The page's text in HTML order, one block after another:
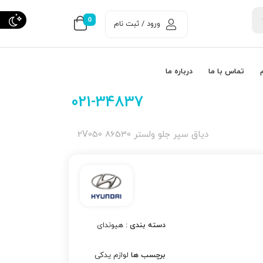
0 ورود / ثبت نام
تماس با ما درباره ما
021-34837
دیاق سپر جلو ولستر 86530 2V050
دسته بندی :هیوندای
برچسب ها لوازم یدکی